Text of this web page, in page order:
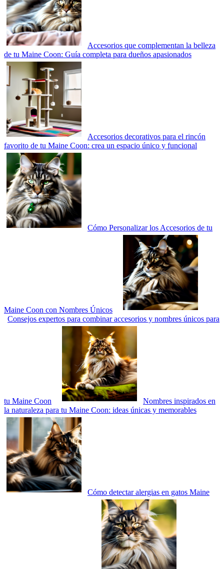
Accesorios que complementan la belleza
de tu Maine Coon: Guía completa para dueños apasionados
Accesorios decorativos para el rincón
favorito de tu Maine Coon: crea un espacio único y funcional
Cómo Personalizar los Accesorios de tu
Maine Coon con Nombres Únicos
Consejos expertos para combinar accesorios y nombres únicos para
tu Maine Coon
Nombres inspirados en
la naturaleza para tu Maine Coon: ideas únicas y memorables
Cómo detectar alergias en gatos Maine